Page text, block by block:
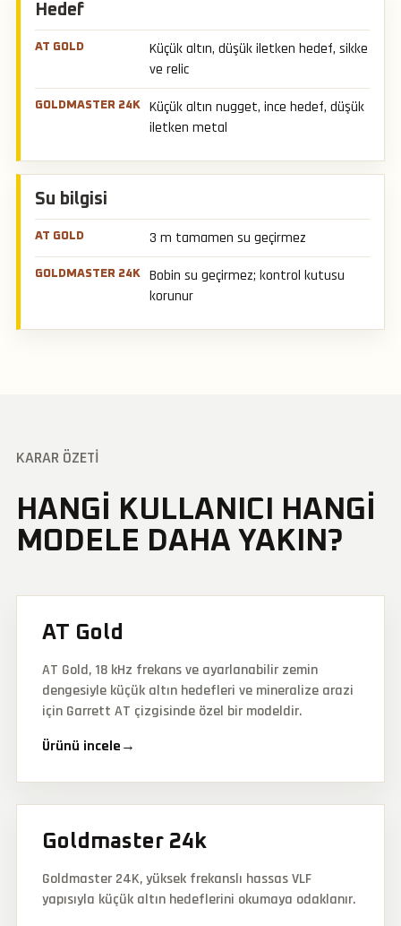
Hedef
Küçük altın, düşük iletken hedef, sikke
ve relic
Küçük altın nugget, ince hedef, düşük
iletken metal
Su bilgisi
3 m tamamen su geçirmez
Bobin su geçirmez; kontrol kutusu
korunur
KARAR ÖZETI
HANGI KULLANICI HANGI
MODELE DAHA YAKIN?
AT Gold
AT Gold, 18 kHz frekans ve ayarlanabilir zemin
dengesiyle küçük altın hedefleri ve mineralize arazi
için Garrett AT çizgisinde özel bir modeldir.
Ürünü incele→
Goldmaster 24k
Goldmaster 24K, yüksek frekanslı hassas VLF
yapısıyla küçük altın hedeflerini okumaya odaklanır.